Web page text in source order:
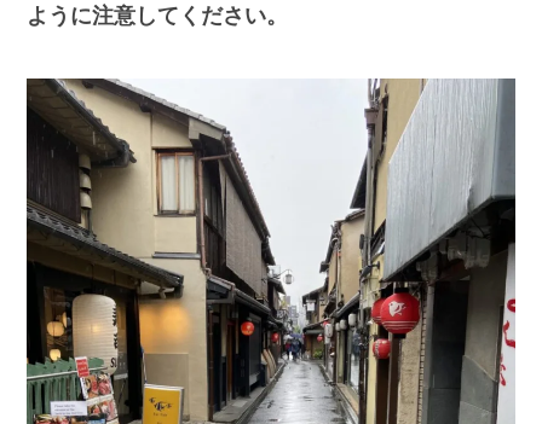
ように注意してください。